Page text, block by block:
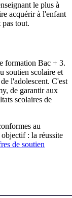
le plus à
acquérir à l'enfant
pas tout.
formation Bac + 3.
soutien scolaire et
l'adolescent. C'est
de garantir aux
scolaires de
au
: la réussite
de soutien